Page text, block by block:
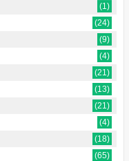
(1)
(24)
(9)
(4)
(21)
(13)
(21)
(4)
(18)
(65)